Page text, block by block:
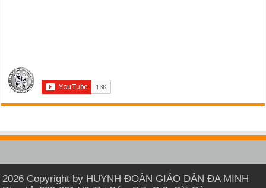
2026 Copyright by HUYNH ĐOÀN GIÁO DÂN ĐA MINH